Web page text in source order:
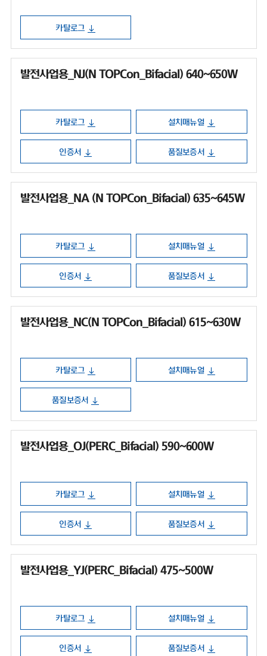
카탈로그
발전사업용_NJ(N TOPCon_Bifacial) 640~650W
카탈로그 설치매뉴얼
인증서 품질보증서
발전사업용_NA (N TOPCon_Bifacial) 635~645W
카탈로그 설치매뉴얼
인증서 품질보증서
발전사업용_NC(N TOPCon_Bifacial) 615~630W
카탈로그 설치매뉴얼
품질보증서
발전사업용_OJ(PERC_Bifacial) 590~600W
카탈로그 설치매뉴얼
인증서 품질보증서
발전사업용_YJ(PERC_Bifacial) 475~500W
카탈로그 설치매뉴얼
인증서 품질보증서